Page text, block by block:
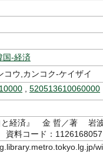
国-経済
コウ,カンコク-ケイザイ
520513610060000
と経済』 金 哲／著
料コード：